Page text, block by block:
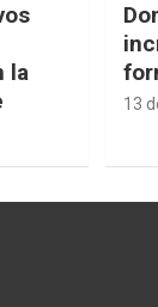
la
13